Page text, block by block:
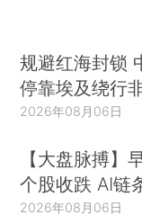
规避红海封锁
停靠埃及绕行
2026年08月06日
【大盘脉搏】
个股收跌 AI链
2026年08月06日